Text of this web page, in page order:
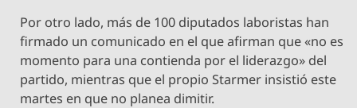
Por otro lado, más de 100 diputados laboristas han
firmado un comunicado en el que afirman que «no es
momento para una contienda por el liderazgo» del
partido, mientras que el propio Starmer insistió este
martes en que no planea dimitir.